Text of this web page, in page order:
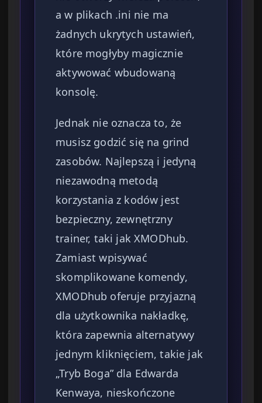
a w plikach .ini nie ma
żadnych ukrytych ustawień,
które mogłyby magicznie
aktywować wbudowaną
konsolę.
Jednak nie oznacza to, że
musisz godzić się na grind
zasobów. Najlepszą i jedyną
niezawodną metodą
korzystania z kodów jest
bezpieczny, zewnętrzny
trainer, taki jak XMODhub.
Zamiast wpisywać
skomplikowane komendy,
XMODhub oferuje przyjazną
dla użytkownika nakładkę,
która zapewnia alternatywy
jednym kliknięciem, takie jak
„Tryb Boga” dla Edwarda
Kenwaya, nieskończone